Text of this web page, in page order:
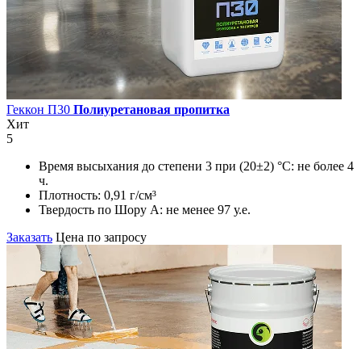
Геккон П30 Полиуретановая пропитка
Хит
5
Время высыхания до степени 3 при (20±2) °С: не более 4
ч.
Плотность: 0,91 г/см³
Твердость по Шору А: не менее 97 у.е.
Заказать Цена по запросу